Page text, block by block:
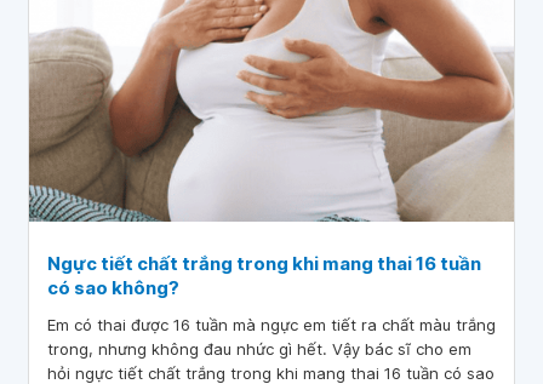
Ngực tiết chất trắng trong khi mang thai 16 tuần
có sao không?
Em có thai được 16 tuần mà ngực em tiết ra chất màu trắng
trong, nhưng không đau nhức gì hết. Vậy bác sĩ cho em
hỏi ngực tiết chất trắng trong khi mang thai 16 tuần có sao